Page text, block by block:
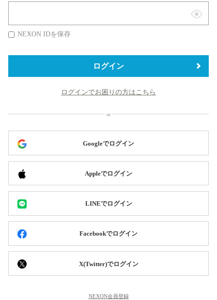
表
替
NEXON IDを保存
ログイン
ログインでお困りの方はこちら
Googleでログイン
Appleでログイン
LINEでログイン
Facebookでログイン
X(Twitter)でログイン
NEXON会員登録